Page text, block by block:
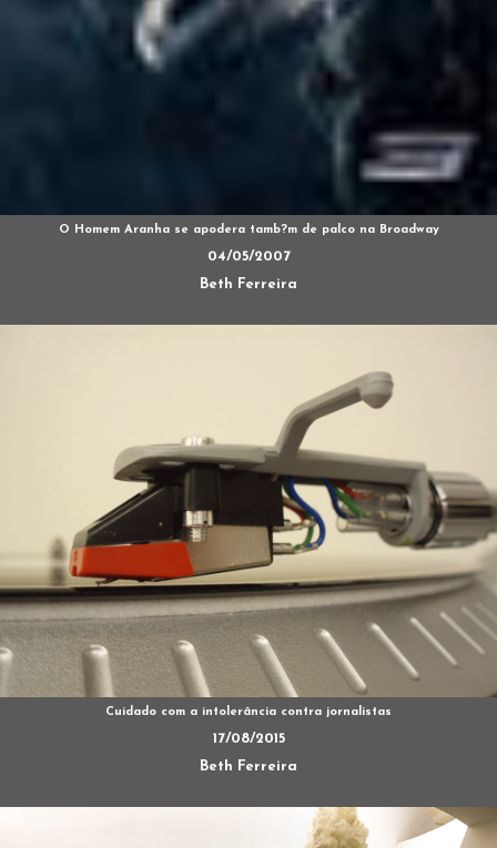
O Homem Aranha se apodera tamb?m de palco na Broadway
04/05/2007
Beth Ferreira
Cuidado com a intolerância contra jornalistas
17/08/2015
Beth Ferreira